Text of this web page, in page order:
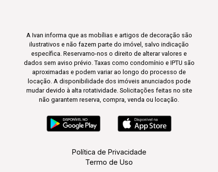
A Ivan informa que as mobílias e artigos de decoração são
ilustrativos e não fazem parte do imóvel, salvo indicação
específica. Reservamo-nos o direito de alterar valores e
dados sem aviso prévio. Taxas como condomínio e IPTU são
aproximadas e podem variar ao longo do processo de
locação. A disponibilidade dos imóveis anunciados pode
mudar devido à alta rotatividade. Solicitações feitas no site
não garantem reserva, compra, venda ou locação.
Política de Privacidade
Termo de Uso